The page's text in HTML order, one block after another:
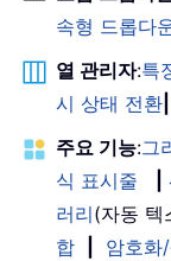
속형 드롭다
열 관리자:특
시 상태 전환
주요 기능:그
식 표시줄
러리(자동 텍
합
암호화